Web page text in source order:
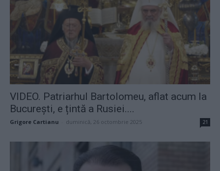
VIDEO. Patriarhul Bartolomeu, aflat acum la
București, e țintă a Rusiei....
Grigore Cartianu duminică, 26 octombrie 2025 21